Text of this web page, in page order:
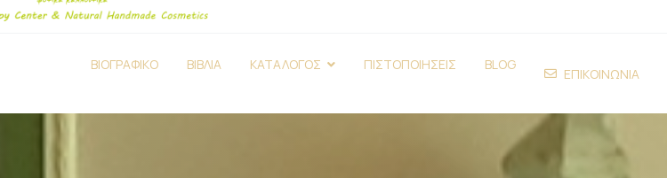
ΒΙΟΓΡΑΦΙΚΟ ΒΙΒΛΙΑ ΚΑΤΑΛΟΓΟΣ ΠΙΣΤΟΠΟΙΗΣΕΙΣ BLOG
ΕΠΙΚΟΙΝΩΝΙΑ